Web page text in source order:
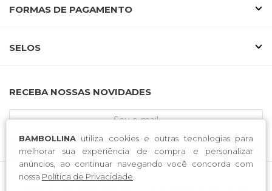
BAMBOLLINA utiliza cookies e outras tecnologias para
melhorar sua experiência de compra e personalizar
anúncios, ao continuar navegando você concorda com
nossa Política de Privacidade.
FORMAS DE PAGAMENTO
SELOS
RECEBA NOSSAS NOVIDADES
CADASTRE-SE